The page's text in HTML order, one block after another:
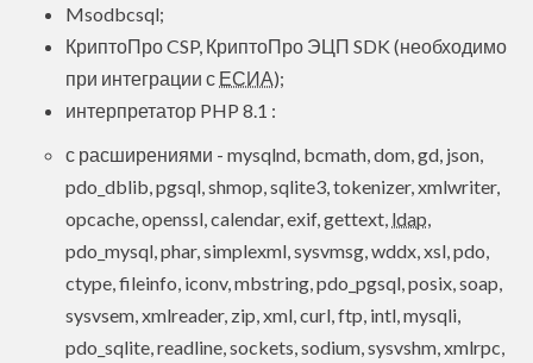
Msodbcsql;
КриптоПро CSP, КриптоПро ЭЦП SDK (необходимо
при интеграции с ЕСИА);
интерпретатор PHP 8.1 :
с расширениями - mysqlnd, bcmath, dom, gd, json,
pdo_dblib, pgsql, shmop, sqlite3, tokenizer, xmlwriter,
opcache, openssl, calendar, exif, gettext, ldap,
pdo_mysql, phar, simplexml, sysvmsg, wddx, xsl, pdo,
ctype, fileinfo, iconv, mbstring, pdo_pgsql, posix, soap,
sysvsem, xmlreader, zip, xml, curl, ftp, intl, mysqli,
pdo_sqlite, readline, sockets, sodium, sysvshm, xmlrpc,